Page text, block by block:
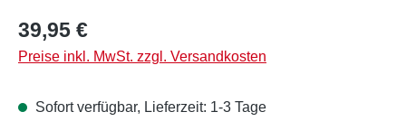
Regulärer Preis:
39,95 €
Preise inkl. MwSt. zzgl. Versandkosten
Sofort verfügbar, Lieferzeit: 1-3 Tage